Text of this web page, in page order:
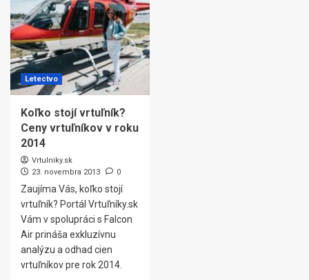
Letectvo
Koľko stojí vrtuľník?
Ceny vrtuľníkov v roku
2014
Vrtulniky.sk
23. novembra 2013
0
Zaujíma Vás, koľko stojí
vrtuľník? Portál Vrtuľníky.sk
Vám v spolupráci s Falcon
Air prináša exkluzívnu
analýzu a odhad cien
vrtuľníkov pre rok 2014.